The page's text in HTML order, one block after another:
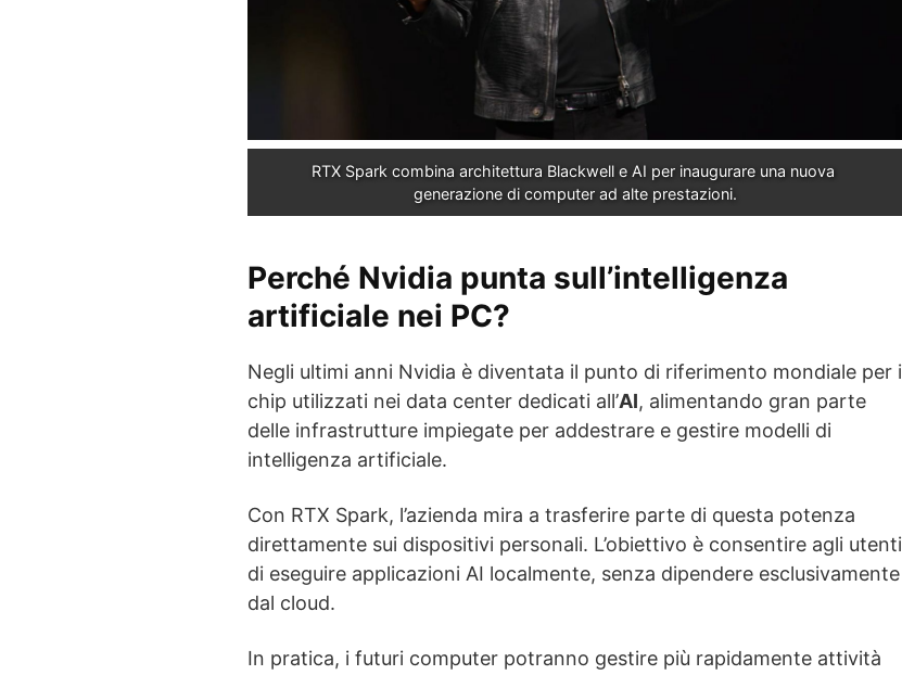
RTX Spark combina architettura Blackwell e AI per inaugurare una nuova
generazione di computer ad alte prestazioni.
Perché Nvidia punta sull’intelligenza
artificiale nei PC?
Negli ultimi anni Nvidia è diventata il punto di riferimento mondiale per i
chip utilizzati nei data center dedicati all’AI, alimentando gran parte
delle infrastrutture impiegate per addestrare e gestire modelli di
intelligenza artificiale.
Con RTX Spark, l’azienda mira a trasferire parte di questa potenza
direttamente sui dispositivi personali. L’obiettivo è consentire agli utenti
di eseguire applicazioni AI localmente, senza dipendere esclusivamente
dal cloud.
In pratica, i futuri computer potranno gestire più rapidamente attività